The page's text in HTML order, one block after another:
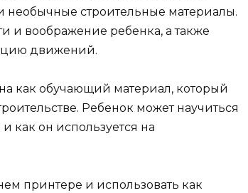
необычные строительные материалы.
и воображение ребенка, а также
движений.
как обучающий материал, который
Ребенок может научиться
как он используется на
принтере и использовать как